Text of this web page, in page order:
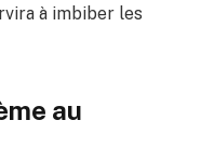
à imbiber les
au